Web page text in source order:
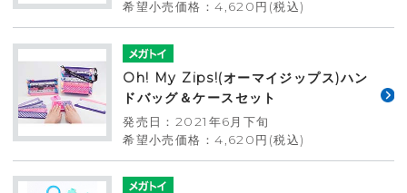
希望小売価格：4,620円(税込)
Oh! My Zips!(オーマイジップス)ハン
ドバッグ＆ケースセット
発売日：2021年6月下旬
希望小売価格：4,620円(税込)